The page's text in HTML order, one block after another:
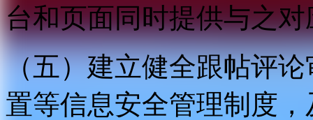
台和页面同时提供与之
（五）建立健全跟帖评
置等信息安全管理制度